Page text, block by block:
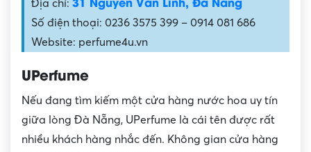
Địa chỉ:
Số điện thoại: 0236 3575 399 – 0914 081 686
Website: perfume4u.vn
UPerfume
Nếu đang tìm kiếm một cửa hàng nước hoa uy tín
giữa lòng Đà Nẵng, UPerfume là cái tên được rất
nhiều khách hàng nhắc đến. Không gian cửa hàng